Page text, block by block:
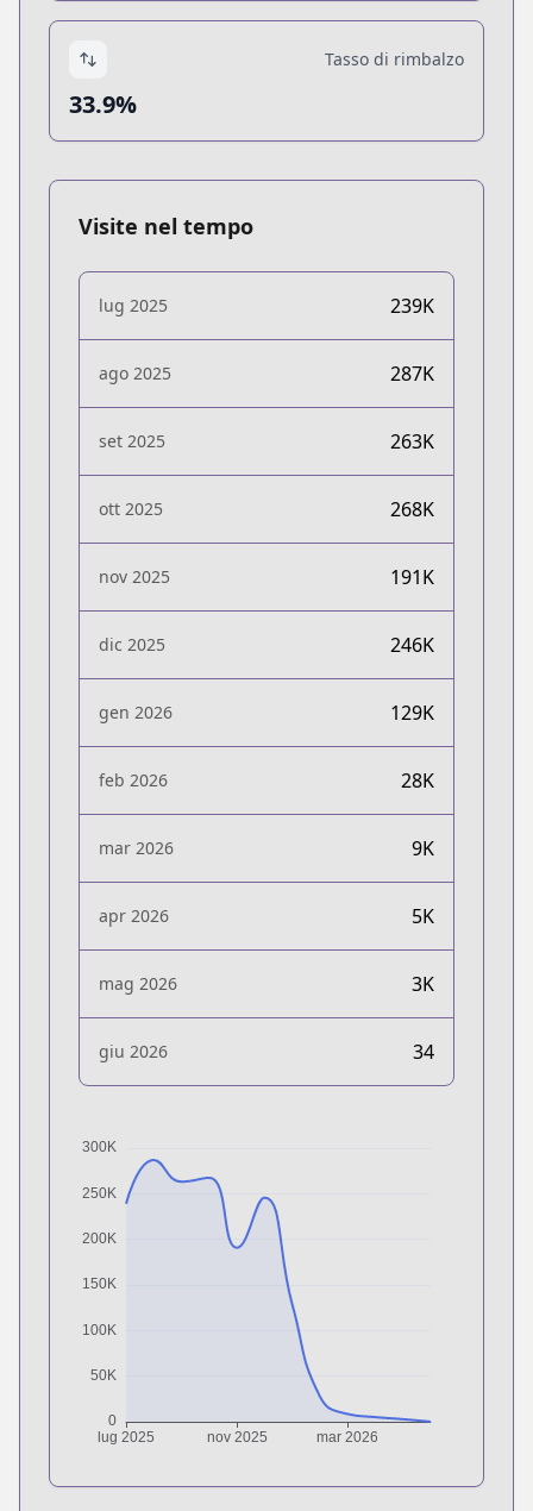
Tasso di rimbalzo
33.9%
Visite nel tempo
lug 2025 239K
ago 2025 287K
set 2025 263K
ott 2025 268K
nov 2025 191K
dic 2025 246K
gen 2026 129K
feb 2026 28K
mar 2026 9K
apr 2026 5K
mag 2026 3K
giu 2026 34